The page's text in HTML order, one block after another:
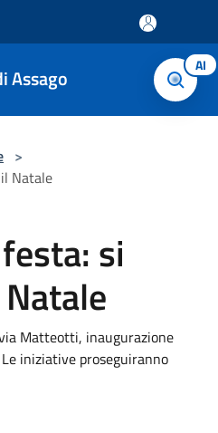
Assago AI
>
Natale
si
Matteotti, inaugurazione
iniziative proseguiranno